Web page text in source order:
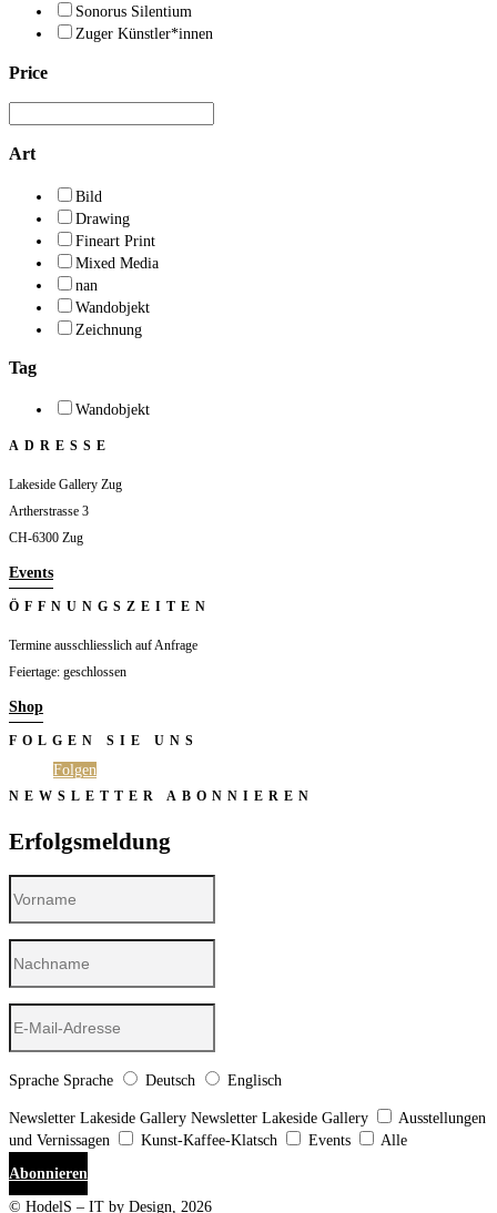
Sonorus Silentium
Zuger Künstler*innen
Price
Art
Bild
Drawing
Fineart Print
Mixed Media
nan
Wandobjekt
Zeichnung
Tag
Wandobjekt
ADRESSE
Lakeside Gallery Zug
Artherstrasse 3
CH-6300 Zug
Events
ÖFFNUNGSZEITEN
Termine ausschliesslich auf Anfrage
Feiertage: geschlossen
Shop
FOLGEN SIE UNS
Folgen
NEWSLETTER ABONNIEREN
Erfolgsmeldung
Sprache Sprache Deutsch Englisch
Newsletter Lakeside Gallery Newsletter Lakeside Gallery
Ausstellungen
und Vernissagen
Kunst-Kaffee-Klatsch Events
Alle
Abonnieren
© HodelS – IT by Design, 2026